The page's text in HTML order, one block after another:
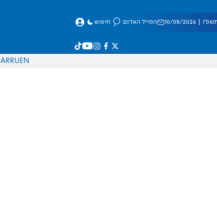
08/2026 המייל האדום חיפוש
EN
RU
AR